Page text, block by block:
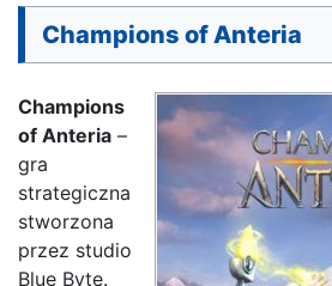
Champions of Anteria
Champions
of Anteria –
gra
strategiczna
stworzona
przez studio
Blue Byte.